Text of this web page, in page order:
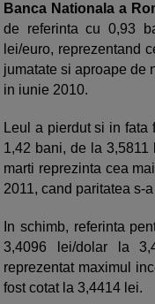
Banca Nationala a
de referinta cu 0,93
lei/euro, reprezentand
jumatate si aproape de
in iunie 2010.
Leul a pierdut si in fata
1,42 bani, de la
marti reprezinta cea
2011, cand paritatea s-
In schimb, referinta
3,4096 lei/dolar la
reprezentat maximul
fost cotat la 3,4414 lei.